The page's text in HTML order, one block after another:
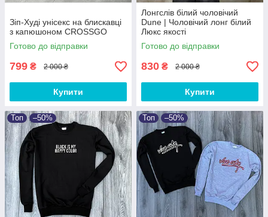
Зіп-Худі унісекс на блискавці
з капюшоном CROSSGO
Готово до відправки
799 ₴ 2 000 ₴
Купити
Лонгслів білий чоловічий
Dune | Чоловічий лонг білий
Люкс якості
Готово до відправки
830 ₴ 2 000 ₴
Купити
Топ –50% Топ –50%